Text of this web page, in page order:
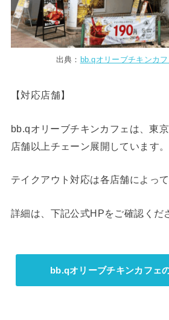
出典： bb.qオリーブチキンカ
【対応店舗】
bb.qオリーブチキンカフェは、東
店舗以上チェーン展開しています。
テイクアウト対応は各店舗によって
詳細は、下記公式HPをご確認くだ
bb.qオリーブチキンカフェ